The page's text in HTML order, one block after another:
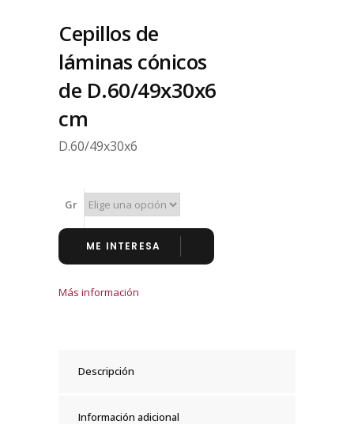
Cepillos de
láminas cónicos
de D.60/49x30x6
cm
D.60/49x30x6
Gr
ME INTERESA
Más información
Descripción
Información adicional